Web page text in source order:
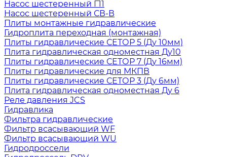
Насос шестеренный Г11
Насос шестеренный СВ-В
Плиты монтажные гидравлические
Гидроплита переходная (монтажная)
Плиты гидравлические СЕТОР 5 (Ду 10мм)
Плита гидравлическая одноместная Ду10
Плиты гидравлические СЕТОР 7 (Ду 16мм)
Плиты гидравлические для МКПВ
Плиты гидравлические СЕТОР 3 (Ду 6мм)
Плита гидравлическая одноместная Ду 6
Реле давления JCS
Гидравлика
Фильтра гидравлические
Фильтр всасывающий WF
Фильтр всасывающий WU
Гидродроссели